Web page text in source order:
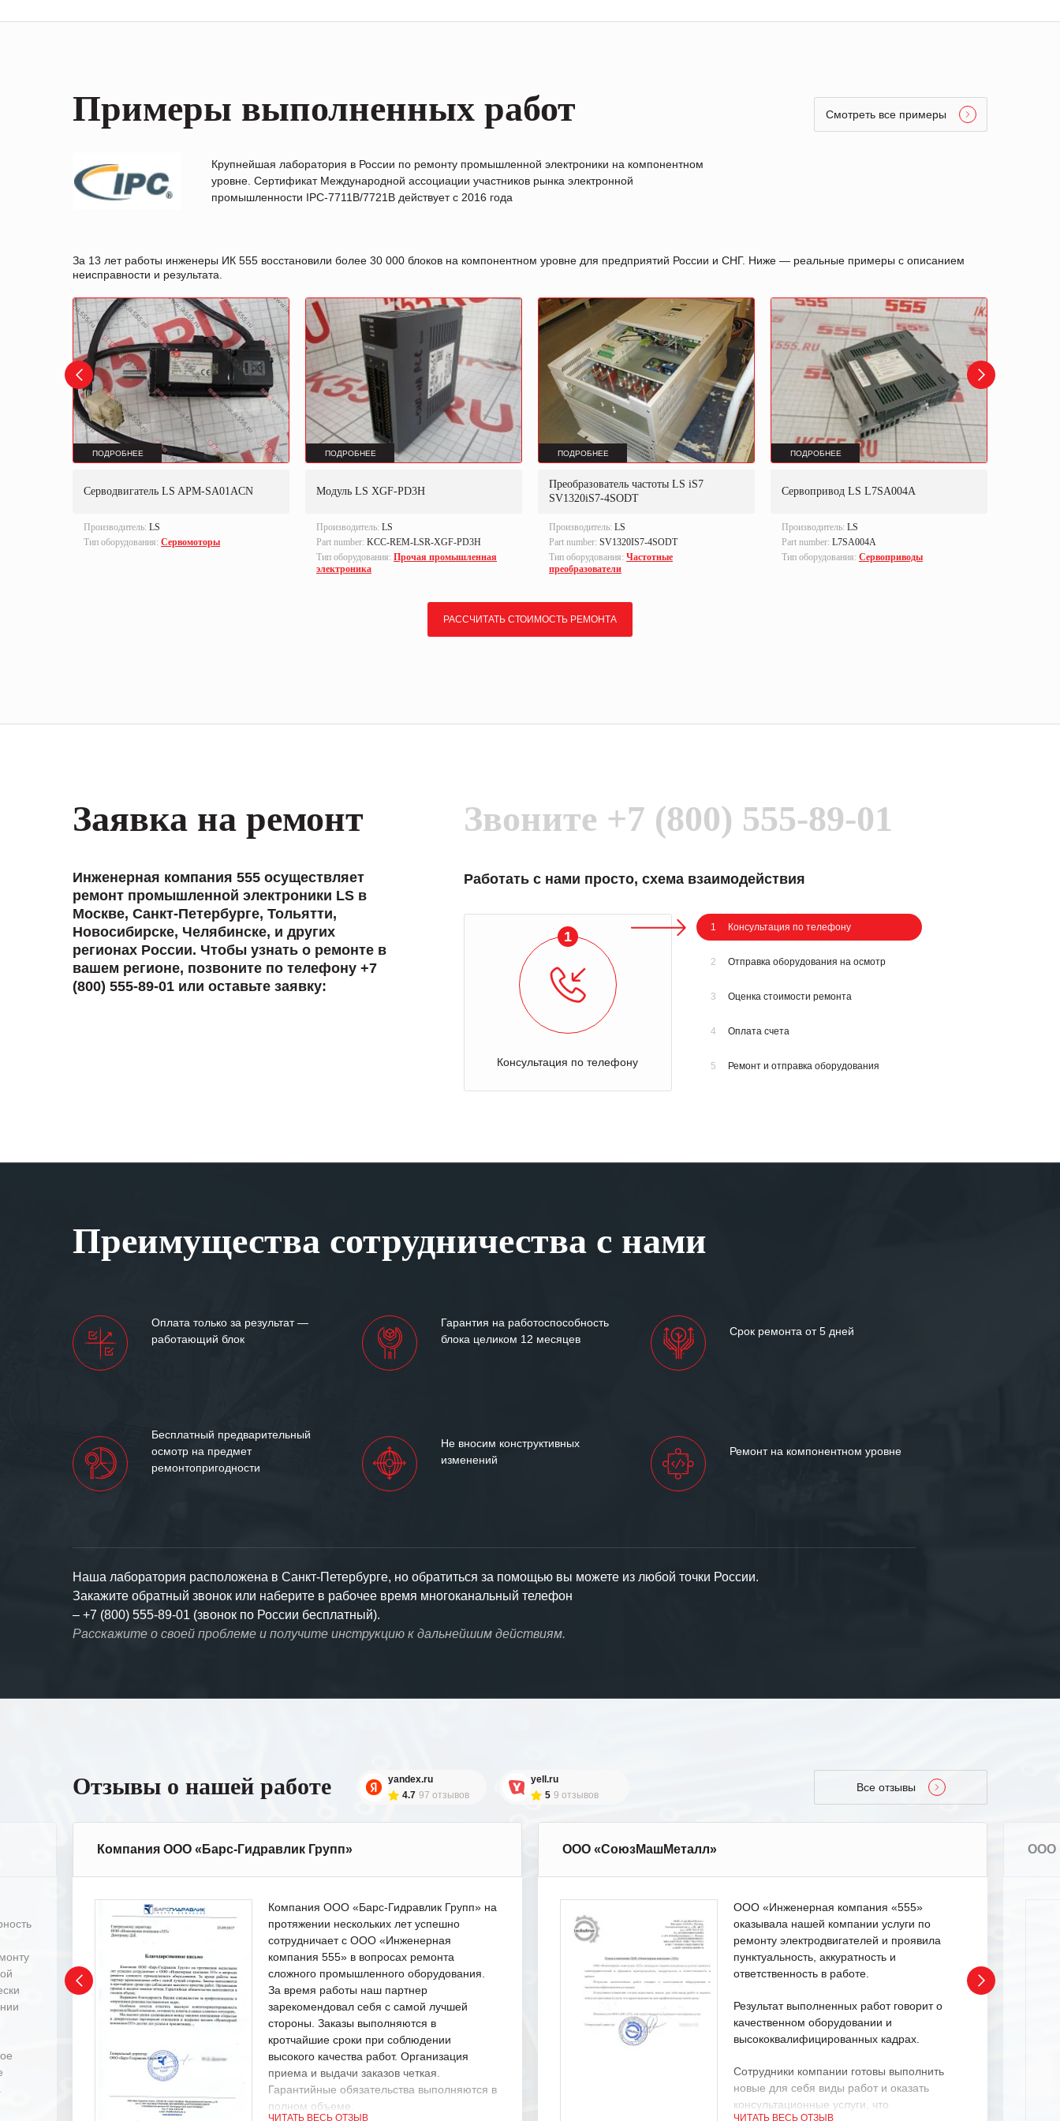
Примеры выполненных работ
Крупнейшая лаборатория в России по ремонту промышленной электроники на компонентном
уровне. Сертификат Международной ассоциации участников рынка электронной
промышленности IPC-7711B/7721B действует с 2016 года
Смотреть все примеры
За 13 лет работы инженеры ИК 555 восстановили более 30 000 блоков на компонентном уровне для предприятий России и СНГ. Ниже — реальные примеры с описанием
неисправности и результата.
ПОДРОБНЕЕ
Серводвигатель LS APM-SA01ACN
Производитель: LS
Тип оборудования: Сервомоторы
ПОДРОБНЕЕ
Модуль LS XGF-PD3H
Производитель: LS
Part number: KCC-REM-LSR-XGF-PD3H
Тип оборудования: Прочая промышленная
электроника
ПОДРОБНЕЕ
Преобразователь частоты LS iS7
SV1320iS7-4SODT
Производитель: LS
Part number: SV1320IS7-4SODT
Тип оборудования: Частотные
преобразователи
ПОДРОБНЕЕ
Сервопривод LS L7SA004A
Производитель: LS
Part number: L7SA004A
Тип оборудования: Сервоприводы
РАССЧИТАТЬ СТОИМОСТЬ РЕМОНТА
Заявка на ремонт
Инженерная компания 555 осуществляет
ремонт промышленной электроники LS в
Москве, Санкт-Петербурге, Тольятти,
Новосибирске, Челябинске, и других
регионах России. Чтобы узнать о ремонте в
вашем регионе, позвоните по телефону +7
(800) 555-89-01 или оставьте заявку:
Звоните +7 (800) 555-89-01
Работать с нами просто, схема взаимодействия
2
Отправка оборудования на осмотр
1 Консультация по телефону
2 Отправка оборудования на осмотр
3 Оценка стоимости ремонта
4 Оплата счета
5 Ремонт и отправка оборудования
Преимущества сотрудничества с нами
Оплата только за результат —
работающий блок
Гарантия на работоспособность
блока целиком 12 месяцев
Срок ремонта от 5 дней
Бесплатный предварительный
осмотр на предмет
ремонтопригодности
Не вносим конструктивных
изменений
Ремонт на компонентном уровне
Наша лаборатория расположена в Санкт-Петербурге, но обратиться за помощью вы можете из любой точки России.
Закажите обратный звонок или наберите в рабочее время многоканальный телефон
– +7 (800) 555-89-01 (звонок по России бесплатный).
Расскажите о своей проблеме и получите инструкцию к дальнейшим действиям.
Отзывы о нашей работе
yandex.ru
4.7 97 отзывов
yell.ru
5 9 отзывов
Все отзывы
Компания ООО «Барс-Гидравлик Групп»
Компания ООО «Барс-Гидравлик Групп» на
протяжении нескольких лет успешно
сотрудничает с ООО «Инженерная
компания 555» в вопросах ремонта
сложного промышленного оборудования.
За время работы наш партнер
зарекомендовал себя с самой лучшей
стороны. Заказы выполняются в
кротчайшие сроки при соблюдении
высокого качества работ. Организация
приема и выдачи заказов четкая.
Гарантийные обязательства выполняются в
полном объеме.
ЧИТАТЬ ВЕСЬ ОТЗЫВ
ООО «СоюзМашМеталл»
ООО «Инженерная компания «555»
оказывала нашей компании услуги по
ремонту электродвигателей и проявила
пунктуальность, аккуратность и
ответственность в работе.
Результат выполненных работ говорит о
качественном оборудовании и
высококвалифицированных кадрах.
Сотрудники компании готовы выполнить
новые для себя виды работ и оказать
консультационные услуги, что
ЧИТАТЬ ВЕСЬ ОТЗЫВ
ООО
ЗАДАТЬ ВОПРОС